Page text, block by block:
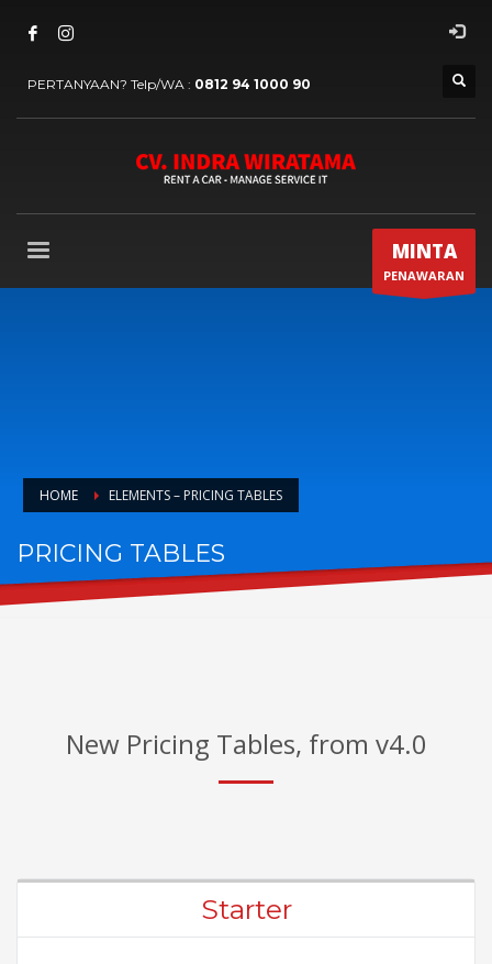
PERTANYAAN? Telp/WA : 0812 94 1000 90
MINTA
PENAWARAN
HOME ELEMENTS – PRICING TABLES
PRICING TABLES
FOR AWESOME PACKAGES
New Pricing Tables, from v4.0
Starter